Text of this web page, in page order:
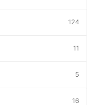
124
11
5
16